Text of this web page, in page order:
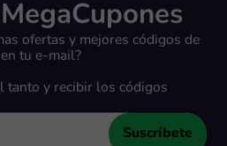
ofertas y mejores códigos de
tu e-mail?
tanto y recibir los códigos
Suscríbete